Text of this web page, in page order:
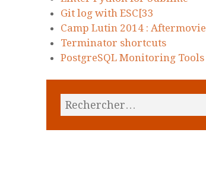
Git log with ESC[33
Camp Lutin 2014 : Aftermovie
Terminator shortcuts
PostgreSQL Monitoring Tools